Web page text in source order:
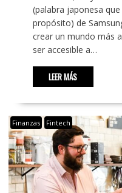
(palabra japonesa
propósito) de
crear un mundo más
ser accesible a…
LEER MÁS
Finanzas Fintech